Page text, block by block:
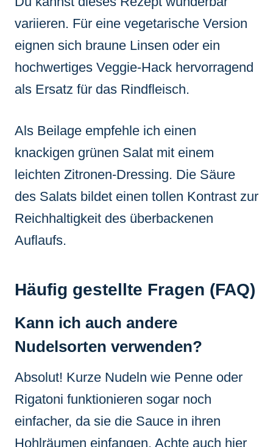
variieren. Für eine vegetarische Version
eignen sich braune Linsen oder ein
hochwertiges Veggie-Hack hervorragend
als Ersatz für das Rindfleisch.
Als Beilage empfehle ich einen
knackigen grünen Salat mit einem
leichten Zitronen-Dressing. Die Säure
des Salats bildet einen tollen Kontrast zur
Reichhaltigkeit des überbackenen
Auflaufs.
Häufig gestellte Fragen (FAQ)
Kann ich auch andere
Nudelsorten verwenden?
Absolut! Kurze Nudeln wie Penne oder
Rigatoni funktionieren sogar noch
einfacher, da sie die Sauce in ihren
Hohlräumen einfangen. Achte auch hier